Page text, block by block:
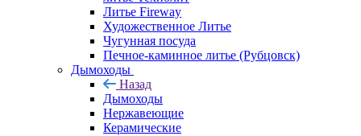
Литье Fireway
Художественное Литье
Чугунная посуда
Печное-каминное литье (Рубцовск)
Дымоходы
Назад
Дымоходы
Нержавеющие
Керамические